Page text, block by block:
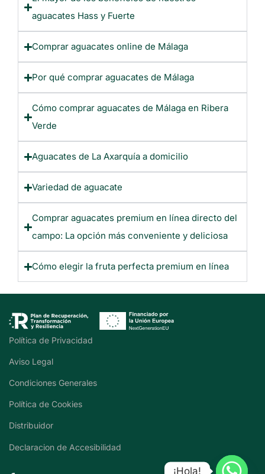
aguacates Hass y Fuerte
Comprar aguacates online de Málaga
Por qué comprar aguacates de Málaga
Cómo comprar aguacates de Málaga en Ribera
Verde
Aguacates de La Axarquía a domicilio
Variedad de aguacate
Comprar aguacates premium en línea directo del
campo: La opción más conveniente y deliciosa
Cómo elegir la fruta perfecta premium en línea
Política de Privacidad
Aviso Legal
Condiciones Generales
Política de Cookies
Distribuidor
Declaracion de Accesibilidad
¡Hola!